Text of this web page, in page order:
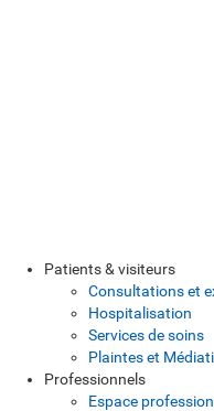
Patients & visiteurs
Consultations et
Hospitalisation
Services de soins
Plaintes et
Professionnels
Espace